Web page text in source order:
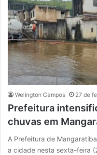
Welington Campos 27 de
Prefeitura
chuvas em
A Prefeitura de
a cidade nesta sexta-feira